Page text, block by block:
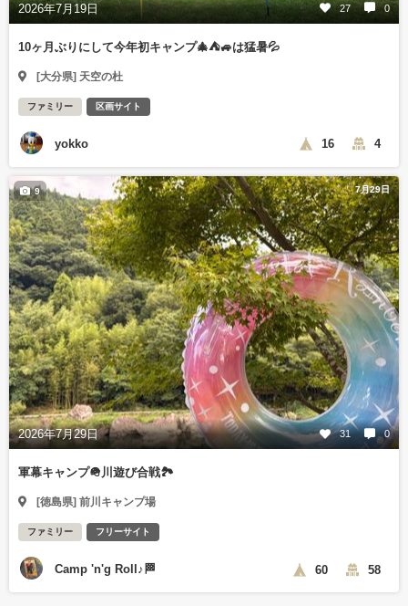
2026年7月19日 27 0
10ヶ月ぶりにして今年初キャンプ🎄⛺🚙は猛暑💦
[大分県] 天空の杜
ファミリー 区画サイト
yokko 16 4
7月29日
2026年7月29日 31 0
9
軍幕キャンプ🪖川遊び合戦🏞️
[徳島県] 前川キャンプ場
ファミリー フリーサイト
Camp 'n'g Roll♪🏁 60 58